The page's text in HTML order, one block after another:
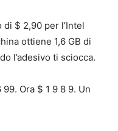
di $ 2,90 per l’Intel
ottiene 1,6 GB di
l’adesivo ti sciocca.
Ora $ 1 9 8 9. Un